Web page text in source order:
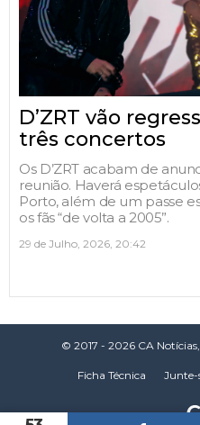
D’ZRT vão
três concertos
Os D’ZRT acabam de
reunião. Haverá
Porto, além de um passe
os fãs “de volta a 2005”.
29 de Julho, 2026, 20:42
© 2017 - 2026 CA
Ficha Técnica Junte-